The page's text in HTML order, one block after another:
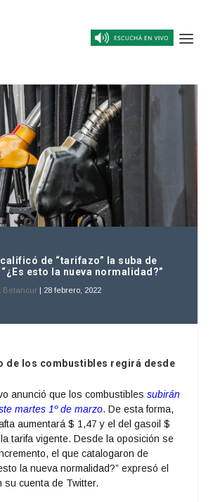
de “tarifazo” la suba de
esto la nueva normalidad?”
Betancur | 28 febrero, 2022
de los combustibles regirá desde
anunció que los combustiblessubirán
martes 1º de marzo. De esta forma,
aumentará $ 1,47 y el del gasoil $
tarifa vigente. Desde la oposición se
el que catalogaron de
la nueva normalidad?” expresó el
su cuenta de Twitter.